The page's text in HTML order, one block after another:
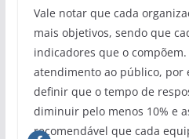
Vale notar que cada
mais objetivos, sendo que
indicadores que o
atendimento ao público, por
definir que o tempo de
diminuir pelo menos 10% e
recomendável que cada